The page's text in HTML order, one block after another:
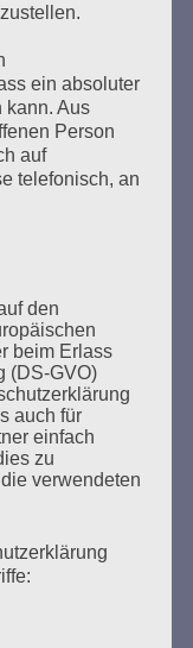
Uhr
Büchern am
1933 NS-
ein absoluter
kann. Aus
Person
auf
telefonisch, an
den
beim Erlass
(DS-GVO)
auch für
einfach
zu
verwendeten